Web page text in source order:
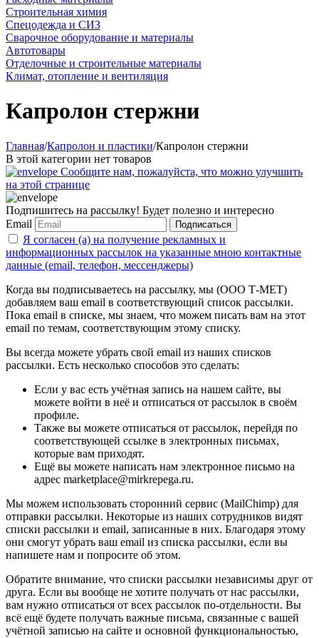
Строительная химия
Спецодежда и СИЗ
Сварочное оборудование и материалы
Автотовары
Отделочные и строительные материалы
Климат, отопление и вентиляция
Капролон стержни
Главная/Капролон и пластики/Капролон стержни
В этой категории нет товаров
Сообщите нам, пожалуйста, что можно улучшить
на этой странице
Подпишитесь на рассылку! Будет полезно и интересно
Email
Подписаться
Я согласен (а) на получение рекламных и
информационных рассылок на указанные мною контактные
данные (email, телефон, мессенджеры)
Когда вы подписываетесь на рассылку, мы (ООО Т-МЕТ)
добавляем ваш email в соответствующий список рассылки.
Пока email в списке, мы знаем, что можем писать вам на этот
email по темам, соответствующим этому списку.
Вы всегда можете убрать свой email из наших списков
рассылки. Есть несколько способов это сделать:
Если у вас есть учётная запись на нашем сайте, вы
можете войти в неё и отписаться от рассылок в своём
профиле.
Также вы можете отписаться от рассылок, перейдя по
соответствующей ссылке в электронных письмах,
которые вам приходят.
Ещё вы можете написать нам электронное письмо на
адрес marketplace@mirkrepega.ru.
Мы можем использовать сторонний сервис (MailChimp) для
отправки рассылки. Некоторые из наших сотрудников видят
списки рассылки и email, записанные в них. Благодаря этому
они смогут убрать ваш email из списка рассылки, если вы
напишете нам и попросите об этом.
Обратите внимание, что списки рассылки независимы друг от
друга. Если вы вообще не хотите получать от нас рассылки,
вам нужно отписаться от всех рассылок по-отдельности. Вы
всё ещё будете получать важные письма, связанные с вашей
учётной записью на сайте и основной функциональностью,